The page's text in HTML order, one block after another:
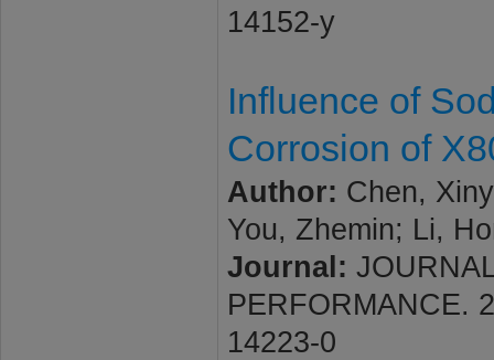
14152-y
Influence of
Corrosion of
Author: Chen,
You, Zhemin; Li,
Journal:
PERFORMANCE.
14223-0